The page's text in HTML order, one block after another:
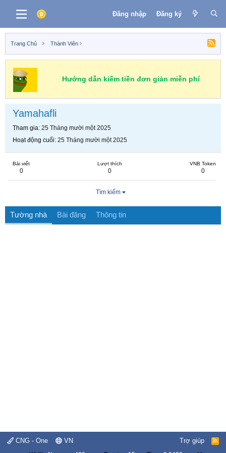
Đăng nhập Đăng ký
Trang Chủ Thành Viên
Hướng dẫn kiếm tiền đơn giản miễn phí
Yamahafli
Tham gia 25 Tháng mười một 2025
Hoạt động cuối 25 Tháng mười một 2025
Bài viết
0
Lượt thích
0
VNB Token
0
Tìm kiếm
Tường nhà Bài đăng Thông tin
CNG - One VN Trợ giúp
R